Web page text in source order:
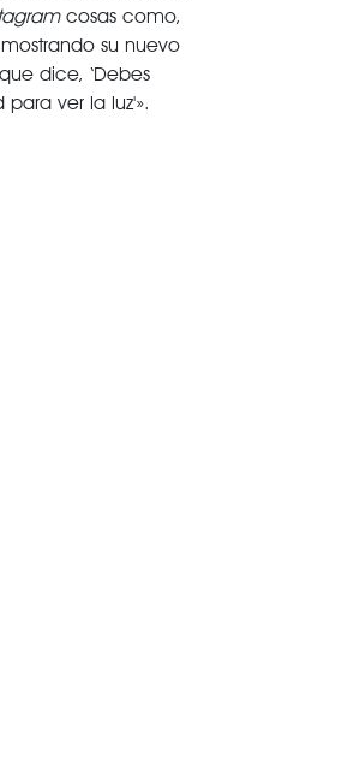
cosas como,
su nuevo
dice, ‘Debes
ver la luz'».